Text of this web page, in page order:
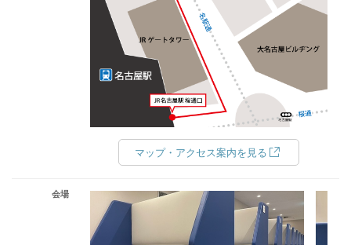
マップ・アクセス案内を見る
会場